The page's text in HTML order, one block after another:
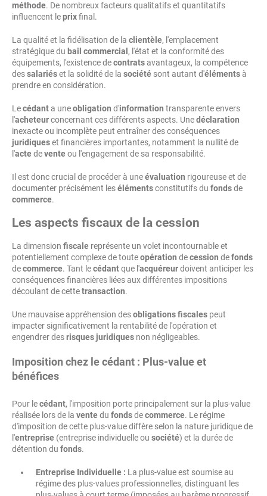
méthode. De nombreux facteurs qualitatifs et quantitatifs
influencent leprixfinal.
La qualité et la fidélisation de la clientèle, l'emplacement
stratégique du bail commercial , l'état et la conformité des
équipements, l'existence decontratsavantageux, la compétence
dessalariéset la solidité de la société sont autant d'élémentsà
prendre en considération.
Lecédanta uneobligation d'information transparente envers
l'acheteurconcernant ces différents aspects. Unedéclaration
inexacte ou incomplète peut entraîner des conséquences
juridiqueset financières importantes, notamment la nullité de
l'actedeventeou l'engagement de sa responsabilité.
Il est donc crucial de procéder à uneévaluation rigoureuse et de
documenter précisément lesélémentsconstitutifs du fondsde
commerce.
Les aspects fiscaux de la cession
La dimension fiscale représente un volet incontournable et
potentiellement complexe de touteopération decession defonds
decommerce. Tant lecédantque l'acquéreurdoivent anticiper les
conséquences financières liées aux différentes impositions
découlant de cettetransaction.
Une mauvaise appréhension desobligationsfiscales peut
impacter significativement la rentabilité de l'opération et
engendrer desrisques juridiques non négligeables.
Imposition chez le cédant : Plus-value et
bénéfices
Pour lecédant, l'imposition porte principalement sur la plus-value
réalisée lors de la ventedu fondsdecommerce. Le régime
d'imposition de cette plus-value diffère selon la nature juridique de
l'entreprise (entreprise individuelle ou société) et la durée de
détention du fonds.
Entreprise Individuelle : La plus-value est soumise au
régime des plus-values professionnelles, distinguant les